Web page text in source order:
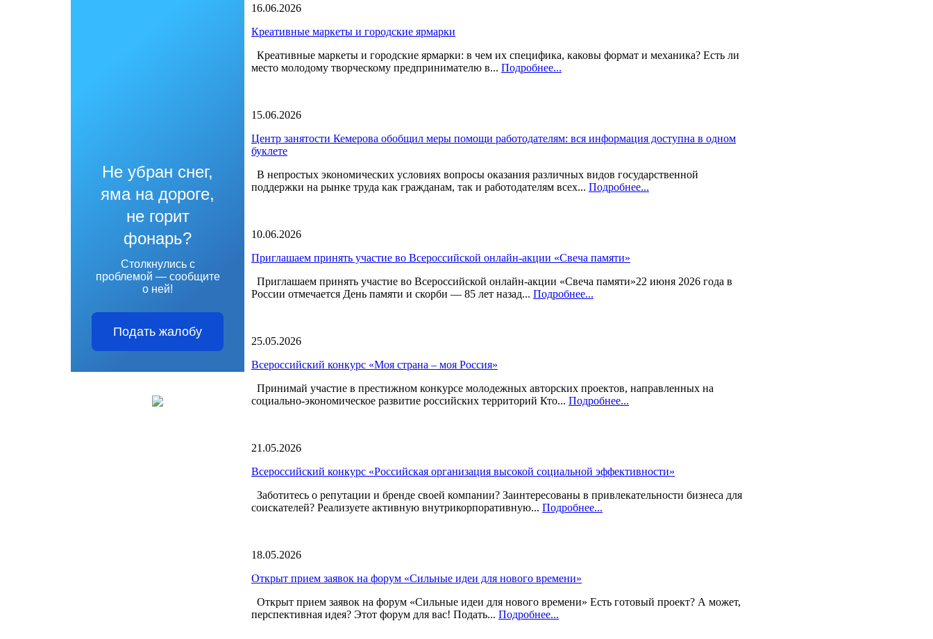
Не убран снег,
яма на дороге,
не горит
фонарь?
Столкнулись с
проблемой — сообщите
о ней!
Подать жалобу
16.06.2026
Креативные маркеты и городские ярмарки
Креативные маркеты и городские ярмарки: в чем их специфика, каковы формат и механика? Есть ли
место молодому творческому предпринимателю в... Подробнее...
15.06.2026
Центр занятости Кемерова обобщил меры помощи работодателям: вся информация доступна в одном
буклете
В непростых экономических условиях вопросы оказания различных видов государственной
поддержки на рынке труда как гражданам, так и работодателям всех... Подробнее...
10.06.2026
Приглашаем принять участие во Всероссийской онлайн-акции «Свеча памяти»
Приглашаем принять участие во Всероссийской онлайн-акции «Свеча памяти»22 июня 2026 года в
России отмечается День памяти и скорби — 85 лет назад... Подробнее...
25.05.2026
Всероссийский конкурс «Моя страна – моя Россия»
Принимай участие в престижном конкурсе молодежных авторских проектов, направленных на
социально-экономическое развитие российских территорий Кто... Подробнее...
21.05.2026
Всероссийский конкурс «Российская организация высокой социальной эффективности»
Заботитесь о репутации и бренде своей компании? Заинтересованы в привлекательности бизнеса для
соискателей? Реализуете активную внутрикорпоративную... Подробнее...
18.05.2026
Открыт прием заявок на форум «Сильные идеи для нового времени»
Открыт прием заявок на форум «Сильные идеи для нового времени» Есть готовый проект? А может,
перспективная идея? Этот форум для вас! Подать... Подробнее...